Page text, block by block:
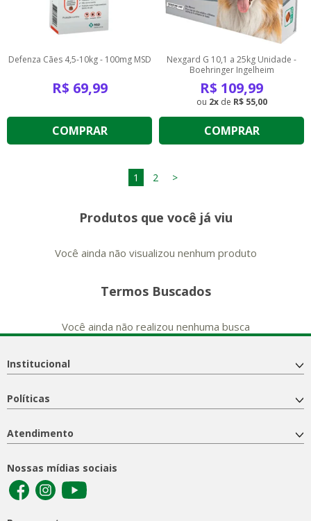
Defenza Cães 4,5-10kg - 100mg MSD
R$ 69,99
COMPRAR
Nexgard G 10,1 a 25kg Unidade -
Boehringer Ingelheim
R$ 109,99
2 de R$ 55,00
COMPRAR
1 2 >
Produtos que você já viu
Você ainda não visualizou nenhum produto
Termos Buscados
Você ainda não realizou nenhuma busca
Institucional
Políticas
Atendimento
Nossas mídias sociais